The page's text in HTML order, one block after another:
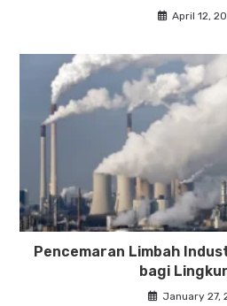
April 12,
Pencemaran Limbah
bagi
January 27,